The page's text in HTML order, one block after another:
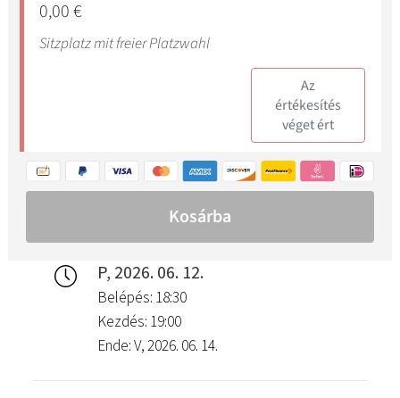
P, 2026. 06. 12.
Belépés: 18:30
Kezdés: 19:00
Ende: V, 2026. 06. 14.